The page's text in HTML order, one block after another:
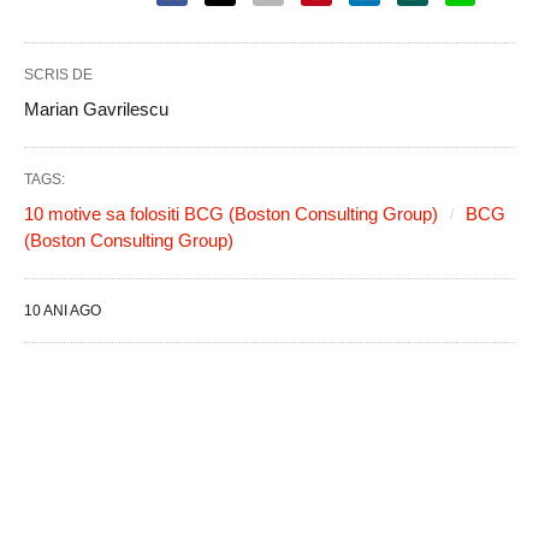
SCRIS DE
Marian Gavrilescu
TAGS:
10 motive sa folositi BCG (Boston Consulting Group)
BCG
(Boston Consulting Group)
10 ANI AGO